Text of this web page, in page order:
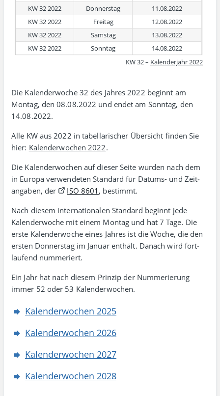
KW 32 2022
Donnerstag
11.08.2022
KW 32 2022
Freitag
12.08.2022
KW 32 2022
Samstag
13.08.2022
KW 32 2022
Sonntag
14.08.2022
KW 32 – Kalenderjahr 2022
Die Kalenderwoche 32 des Jahres 2022 beginnt am
Montag, den 08.08.2022 und endet am Sonntag, den
14.08.2022.
Alle KW aus 2022 in tabellarischer Übersicht finden Sie
hier: Kalenderwochen 2022.
Die Kalenderwochen auf dieser Seite wurden nach dem
in Europa verwen­deten Standard für Datums- und Zeit­
angaben, der
ISO 8601 , bestimmt.
Nach diesem inter­natio­nalen Stan­dard beginnt jede
Kalenderwoche mit einem Montag und hat 7 Tage. Die
erste Kalender­woche eines Jahres ist die Woche, die den
ersten Donner­stag im Januar enthält. Danach wird fort­
laufend nummeriert.
Ein Jahr hat nach diesem Prinzip der Nummerierung
immer 52 oder 53 Kalenderwochen.
Kalenderwochen 2025
Kalenderwochen 2026
Kalenderwochen 2027
Kalenderwochen 2028